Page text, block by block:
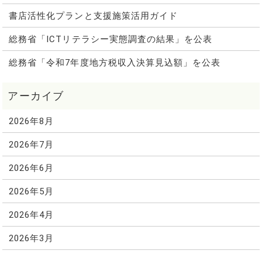
書店活性化プランと支援施策活用ガイド
総務省「ICTリテラシー実態調査の結果」を公表
総務省「令和7年度地方税収入決算見込額」を公表
2026年8月
2026年7月
2026年6月
2026年5月
2026年4月
2026年3月